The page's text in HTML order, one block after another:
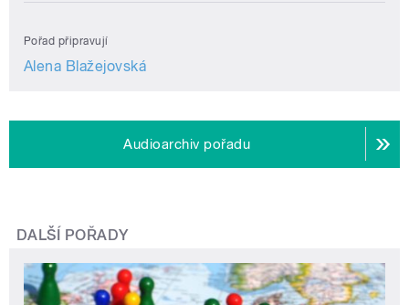
Pořad připravují
Alena Blažejovská
Audioarchiv pořadu
DALŠÍ POŘADY